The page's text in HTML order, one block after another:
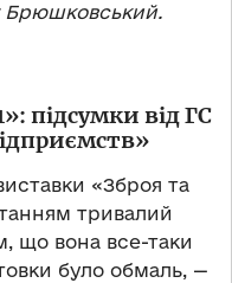
Брюшковський.
підсумки від ГС
«Зброя та
тривалий
що вона все-таки
було обмаль, —